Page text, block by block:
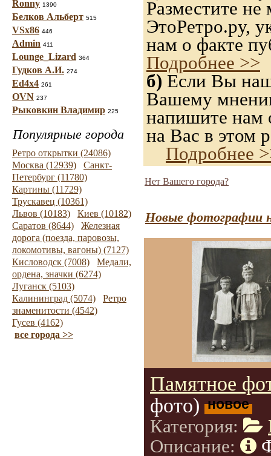
Ronny 1390
Белков Альберт 515
VSx86 446
Admin 411
Lounge_Lizard 364
Гудков А.И. 274
Ed4x4 261
OVN 237
Рыковкин Владимир 225
Популярные города
Ретро открытки (24086)
Москва (12939)
Санкт-
Петербург (11780)
Картины (11729)
Трускавец (10361)
Львов (10183)
Киев (10182)
Саратов (8644)
Железная
дорога (поезда, паровозы,
локомотивы, вагоны) (7127)
Кисловодск (7008)
Медали,
ордена, значки (6274)
Луганск (5103)
Калининград (5074)
Ретро
знаменитости (4542)
Гусев (4162)
все города >>
Разместите
ЭтоРетро.ру,
нам о факте
Подробнее >>
б) Если Вы
Вашему
напишите нам
на Вас в этом
Подробнее
Нет Вашего города?
Новые фотографии
Памятное
фото) новое
Категория:
Описание: